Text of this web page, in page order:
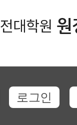
대학원 원
로그인